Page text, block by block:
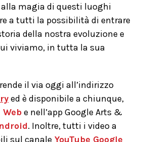
magia di questi luoghi
a tutti la possibilità di entrare
della nostra evoluzione e
viviamo, in tutta la sua
il via oggi all’indirizzo
ed è disponibile a chiunque,
Webe nell’app Google Arts &
. Inoltre, tutti i video a
sul canale YouTube Google